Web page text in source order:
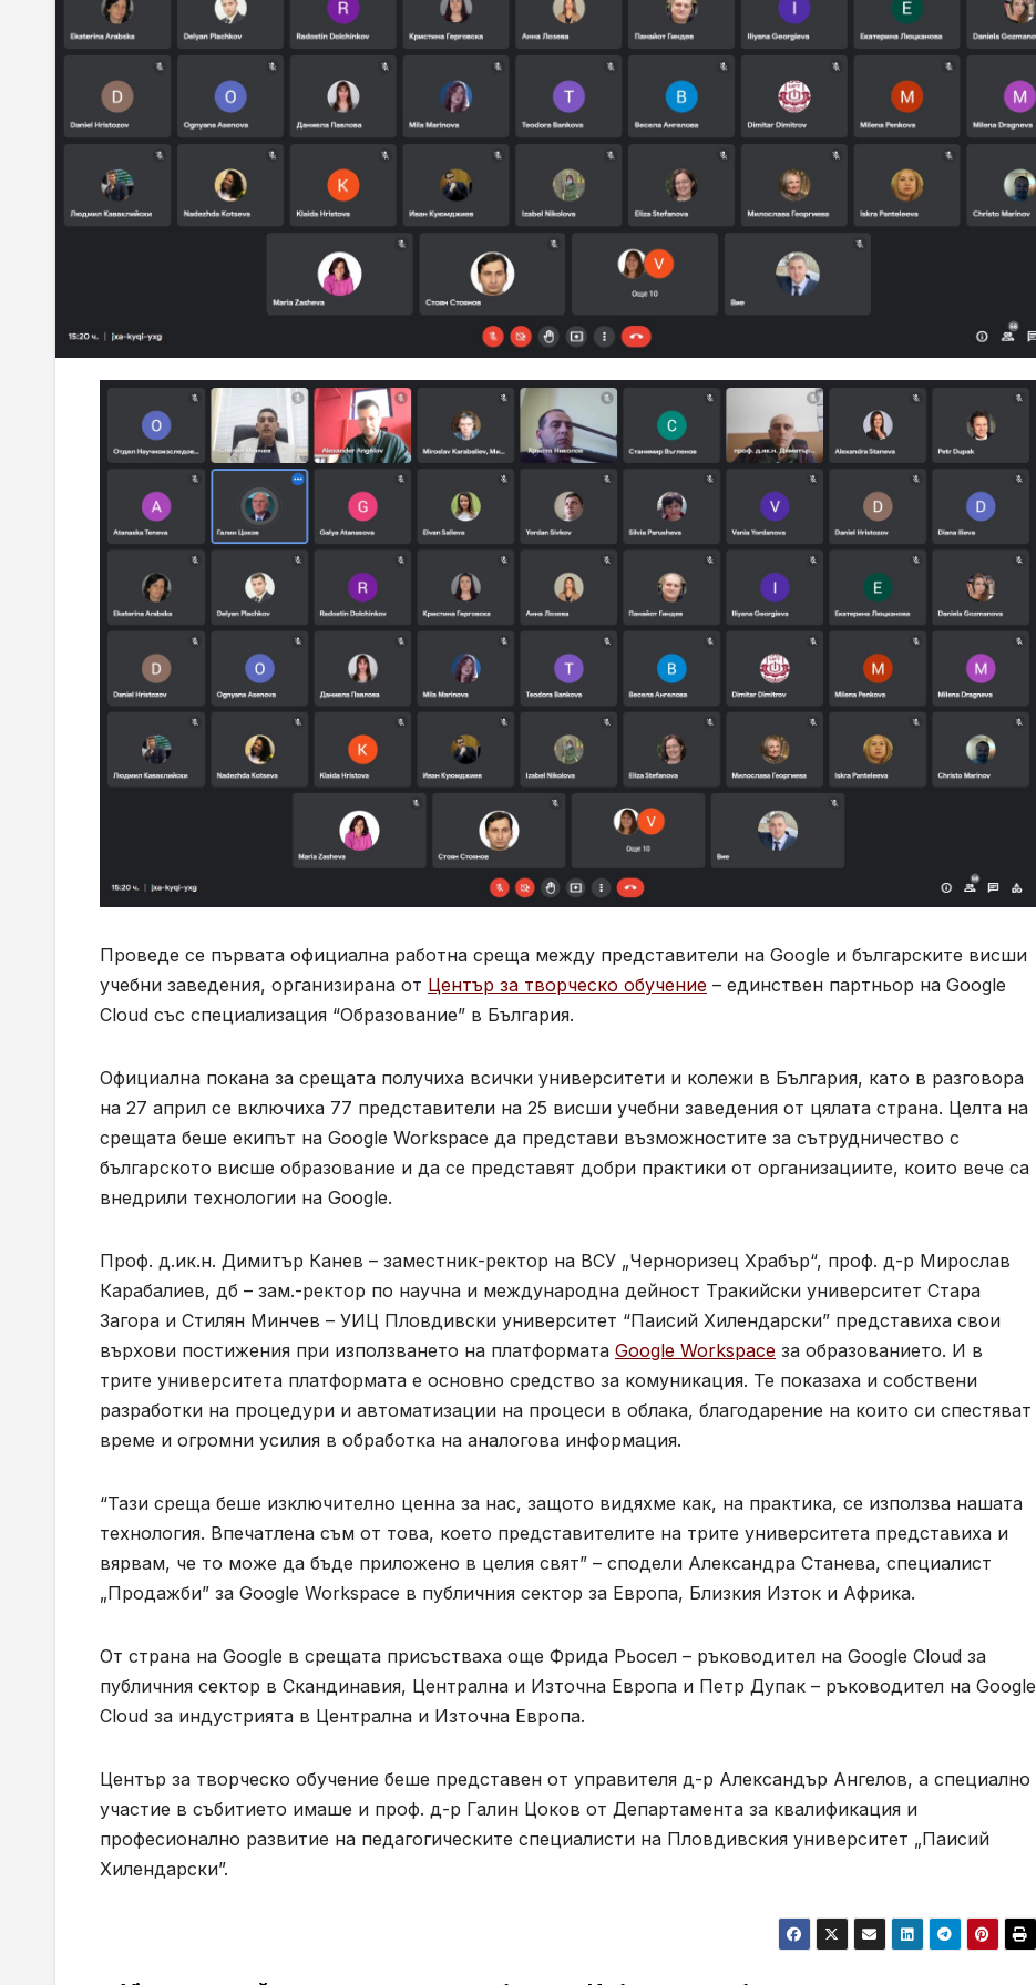
Проведе се първата официална работна среща между представители на Google и българските висши
учебни заведения, организирана от Център за творческо обучение – единствен партньор на Google
Cloud със специализация “Образование” в България.
Официална покана за срещата получиха всички университети и колежи в България, като в разговора
на 27 април се включиха 77 представители на 25 висши учебни заведения от цялата страна. Целта на
срещата беше екипът на Google Workspace да представи възможностите за сътрудничество с
българското висше образование и да се представят добри практики от организациите, които вече са
внедрили технологии на Google.
Проф. д.ик.н. Димитър Канев – заместник-ректор на ВСУ „Черноризец Храбър“, проф. д-р Мирослав
Карабалиев, дб – зам.-ректор по научна и международна дейност Тракийски университет Стара
Загора и Стилян Минчев – УИЦ Пловдивски университет “Паисий Хилендарски” представиха свои
върхови постижения при използването на платформата Google Workspace за образованието. И в
трите университета платформата е основно средство за комуникация. Те показаха и собствени
разработки на процедури и автоматизации на процеси в облака, благодарение на които си спестяват
време и огромни усилия в обработка на аналогова информация.
“Тази среща беше изключително ценна за нас, защото видяхме как, на практика, се използва нашата
технология. Впечатлена съм от това, което представителите на трите университета представиха и
вярвам, че то може да бъде приложено в целия свят” – сподели Александра Станева, специалист
„Продажби” за Google Workspace в публичния сектор за Европа, Близкия Изток и Африка.
От страна на Google в срещата присъстваха още Фрида Рьосел – ръководител на Google Cloud за
публичния сектор в Скандинавия, Централна и Източна Европа и Петр Дупак – ръководител на Google
Cloud за индустрията в Централна и Източна Европа.
Център за творческо обучение беше представен от управителя д-р Александър Ангелов, а специално
участие в събитието имаше и проф. д-р Галин Цоков от Департамента за квалификация и
професионално развитие на педагогическите специалисти на Пловдивския университет „Паисий
Хилендарски”.